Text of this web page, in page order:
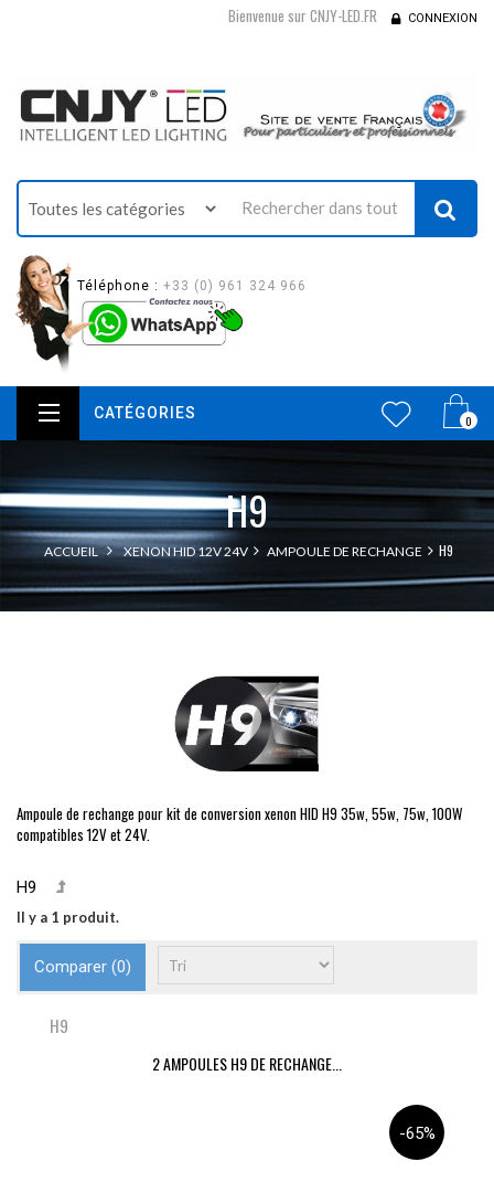
Bienvenue sur CNJY-LED.FR CONNEXION
Téléphone : +33 (0) 961 324 966
0
CATÉGORIES
H9
ACCUEIL XENON HID 12V 24V AMPOULE DE RECHANGE H9
Ampoule de rechange pour kit de conversion xenon HID H9 35w, 55w, 75w, 100W
compatibles 12V et 24V.
H9
Il y a 1 produit.
Comparer (0)
H9
2 AMPOULES H9 DE RECHANGE...
-65%